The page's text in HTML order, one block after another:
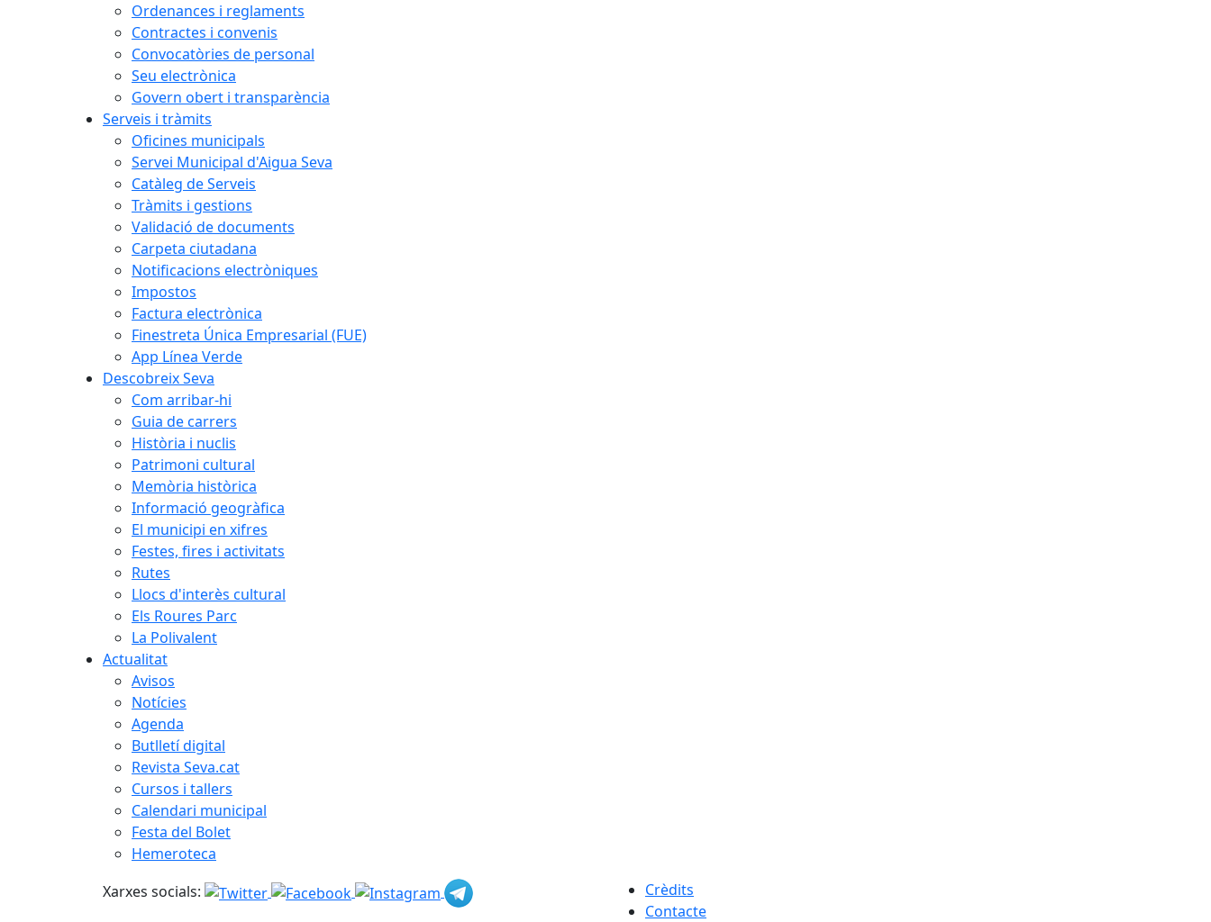
Ordenances i reglaments
Contractes i convenis
Convocatòries de personal
Seu electrònica
Govern obert i transparència
Serveis i tràmits
Oficines municipals
Servei Municipal d'Aigua Seva
Catàleg de Serveis
Tràmits i gestions
Validació de documents
Carpeta ciutadana
Notificacions electròniques
Impostos
Factura electrònica
Finestreta Única Empresarial (FUE)
App Línea Verde
Descobreix Seva
Com arribar-hi
Guia de carrers
Història i nuclis
Patrimoni cultural
Memòria històrica
Informació geogràfica
El municipi en xifres
Festes, fires i activitats
Rutes
Llocs d'interès cultural
Els Roures Parc
La Polivalent
Actualitat
Avisos
Notícies
Agenda
Butlletí digital
Revista Seva.cat
Cursos i tallers
Calendari municipal
Festa del Bolet
Hemeroteca
Xarxes socials:
Crèdits
Contacte